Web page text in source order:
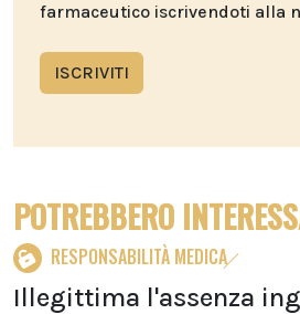
farmaceutico iscrivendoti alla
ISCRIVITI
POTREBBERO
RESPONSABILITÀ MEDICA
Illegittima l'assenza